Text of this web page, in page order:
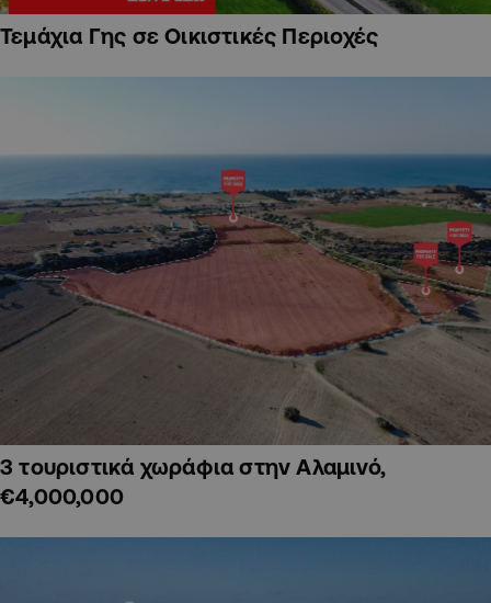
Τεμάχια Γης σε Οικιστικές Περιοχές
3 τουριστικά χωράφια στην Αλαμινό,
€4,000,000